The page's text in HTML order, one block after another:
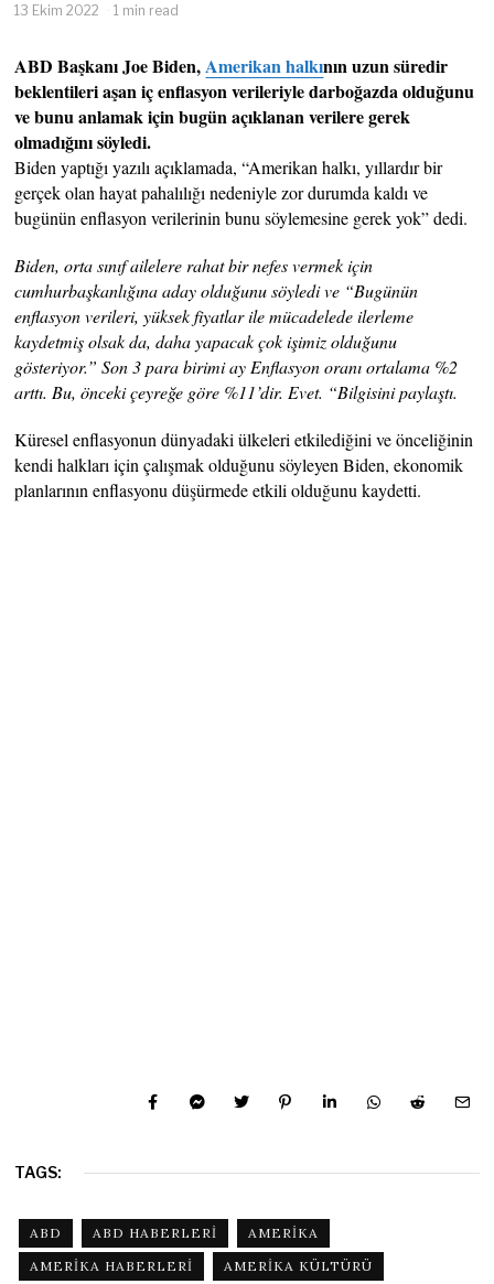
13 Ekim 2022 1 min read
ABD Başkanı Joe Biden,Amerikan halkının uzun süredir
beklentileri aşan iç enflasyon verileriyle darboğazda olduğunu
ve bunu anlamak için bugün açıklanan verilere gerek
olmadığını söyledi.
Biden yaptığı yazılı açıklamada, “Amerikan halkı, yıllardır bir
gerçek olan hayat pahalılığı nedeniyle zor durumda kaldı ve
bugünün enflasyon verilerinin bunu söylemesine gerek yok” dedi.
Biden, orta sınıf ailelere rahat bir nefes vermek için
cumhurbaşkanlığına aday olduğunu söyledi ve “Bugünün
enflasyon verileri, yüksek fiyatlar ile mücadelede ilerleme
kaydetmiş olsak da, daha yapacak çok işimiz olduğunu
gösteriyor.” Son 3 para birimi ay Enflasyon oranı ortalama %2
arttı. Bu, önceki çeyreğe göre %11’dir. Evet. “Bilgisini paylaştı.
Küresel enflasyonun dünyadaki ülkeleri etkilediğini ve önceliğinin
kendi halkları için çalışmak olduğunu söyleyen Biden, ekonomik
planlarının enflasyonu düşürmede etkili olduğunu kaydetti.
TAGS:
ABD ABD HABERLERI
AMERIKA
AMERIKA HABERLERI
AMERIKA KÜLTÜRÜ